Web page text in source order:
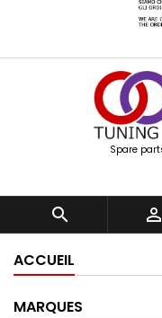
Spare
 
ACCUEIL
MARQUES